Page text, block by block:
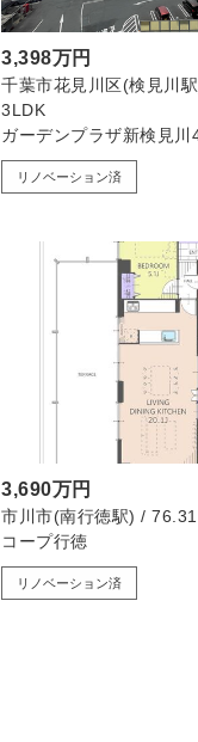
3,398万円
千葉市花見川区(検見川
3LDK
ガーデンプラザ新検見川
リノベーション済
3,690万円
市川市(南行徳駅) /
コープ行徳
リノベーション済